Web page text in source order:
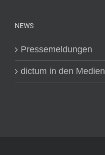
NEWS
Pressemeldungen
dictum in den Medien